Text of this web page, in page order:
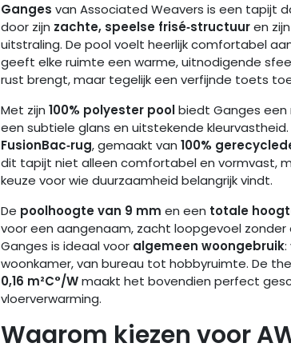
Ganges van Associated Weavers is een tapijt
door zijn zachte, speelse frisé‑structuuren
uitstraling. De pool voelt heerlijk comfortabel
geeft elke ruimte een warme, uitnodigende
rust brengt, maar tegelijk een verfijnde toets
Met zijn 100% polyester poolbiedt Ganges een
een subtiele glans en uitstekende kleurvastheid.
FusionBac‑rug, gemaakt van 100%
dit tapijt niet alleen comfortabel en vormvast,
keuze voor wie duurzaamheid belangrijk vindt.
De poolhoogte van 9 mm en een totale
voor een aangenaam, zacht loopgevoel zonder
Ganges is ideaal voor algemeen woongebruik
woonkamer, van bureau tot hobbyruimte. De
0,16 m²C°/Wmaakt het bovendien perfect
vloerverwarming.
Waarom kiezen voor